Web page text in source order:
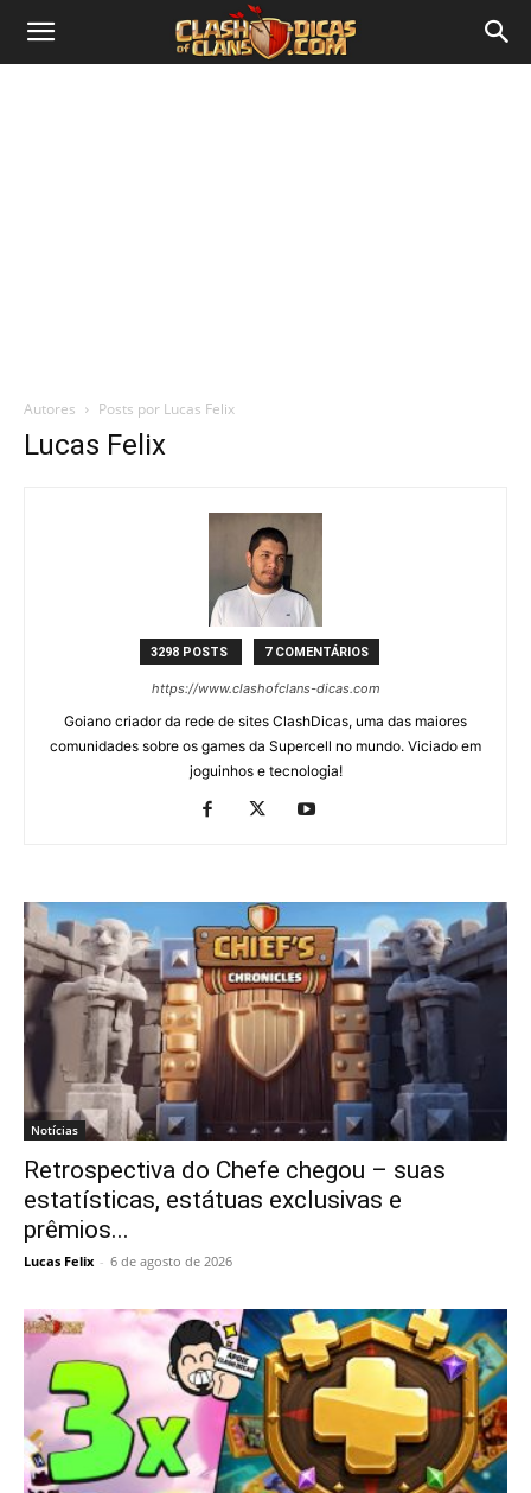
Autores Posts por Lucas Felix
Lucas Felix
3298 POSTS 7 COMENTÁRIOS
https://www.clashofclans-dicas.com
Goiano criador da rede de sites ClashDicas, uma das maiores
comunidades sobre os games da Supercell no mundo. Viciado em
joguinhos e tecnologia!
Notícias
Retrospectiva do Chefe chegou – suas
estatísticas, estátuas exclusivas e
prêmios...
Lucas Felix - 6 de agosto de 2026